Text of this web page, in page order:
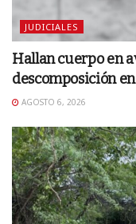
JUDICIALES
Hallan cuerpo en
descomposición
AGOSTO 6, 2026